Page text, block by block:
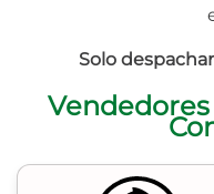
Solo